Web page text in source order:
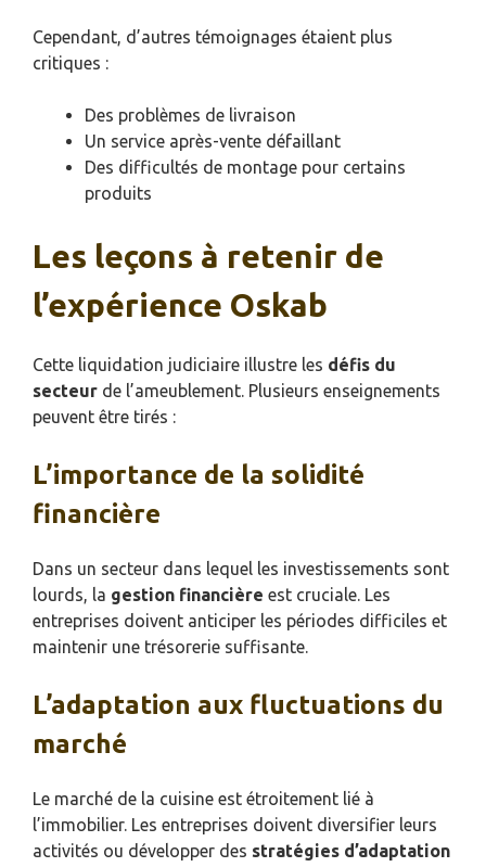
Cependant, d’autres témoignages étaient plus
critiques :
Des problèmes de livraison
Un service après-vente défaillant
Des difficultés de montage pour certains
produits
Les leçons à retenir de
l’expérience Oskab
Cette liquidation judiciaire illustre les défis du
secteur de l’ameublement. Plusieurs enseignements
peuvent être tirés :
L’importance de la solidité
financière
Dans un secteur dans lequel les investissements sont
lourds, la gestion financière est cruciale. Les
entreprises doivent anticiper les périodes difficiles et
maintenir une trésorerie suffisante.
L’adaptation aux fluctuations du
marché
Le marché de la cuisine est étroitement lié à
l’immobilier. Les entreprises doivent diversifier leurs
activités ou développer des stratégies d’adaptation